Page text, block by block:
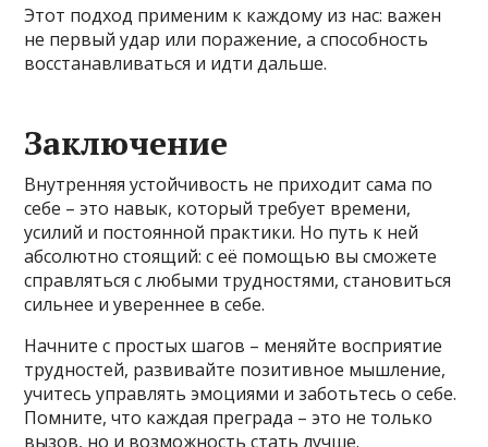
Этот подход применим к каждому из нас: важен
не первый удар или поражение, а способность
восстанавливаться и идти дальше.
Заключение
Внутренняя устойчивость не приходит сама по
себе – это навык, который требует времени,
усилий и постоянной практики. Но путь к ней
абсолютно стоящий: с её помощью вы сможете
справляться с любыми трудностями, становиться
сильнее и увереннее в себе.
Начните с простых шагов – меняйте восприятие
трудностей, развивайте позитивное мышление,
учитесь управлять эмоциями и заботьтесь о себе.
Помните, что каждая преграда – это не только
вызов, но и возможность стать лучше.